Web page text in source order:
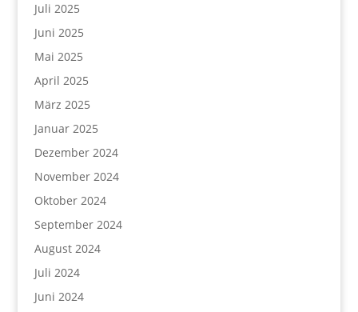
Juli 2025
Juni 2025
Mai 2025
April 2025
März 2025
Januar 2025
Dezember 2024
November 2024
Oktober 2024
September 2024
August 2024
Juli 2024
Juni 2024